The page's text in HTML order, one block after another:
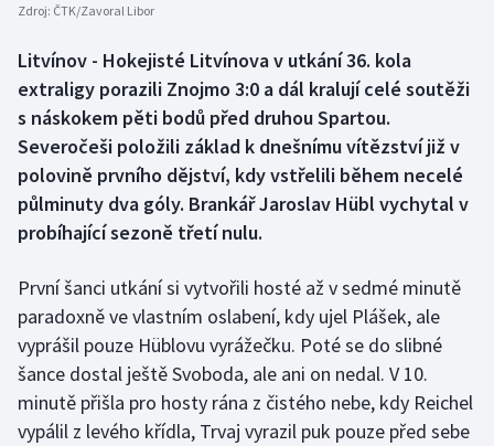
Box
Curling
Dostihy
Florbal
Golf
Gymnastika
Zdroj: ČTK/Zavoral Libor
Litvínov - Hokejisté Litvínova v utkání 36. kola
extraligy porazili Znojmo 3:0 a dál kralují celé soutěži
s náskokem pěti bodů před druhou Spartou.
Severočeši položili základ k dnešnímu vítězství již v
polovině prvního dějství, kdy vstřelili během necelé
půlminuty dva góly. Brankář Jaroslav Hübl vychytal v
probíhající sezoně třetí nulu.
První šanci utkání si vytvořili hosté až v sedmé minutě
paradoxně ve vlastním oslabení, kdy ujel Plášek, ale
vyprášil pouze Hüblovu vyrážečku. Poté se do slibné
šance dostal ještě Svoboda, ale ani on nedal. V 10.
minutě přišla pro hosty rána z čistého nebe, kdy Reichel
vypálil z levého křídla, Trvaj vyrazil puk pouze před sebe